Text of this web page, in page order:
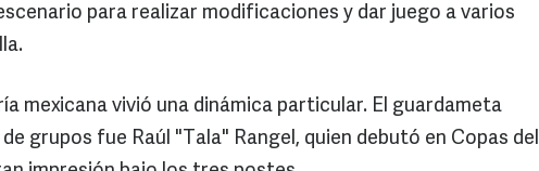
para realizar modificaciones y dar juego a varios
mexicana vivió una dinámica particular. El guardameta
grupos fue Raúl "Tala" Rangel, quien debutó en Copas del